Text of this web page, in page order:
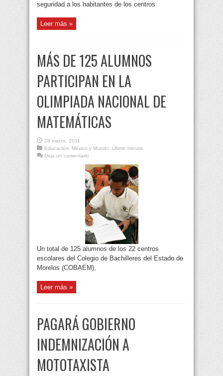
seguridad a los habitantes de los centros
Leer más »
MÁS DE 125 ALUMNOS
PARTICIPAN EN LA
OLIMPIADA NACIONAL DE
MATEMÁTICAS
28 marzo, 2011
Educación
México y Mundo
Último minuto
Deja un comentario
Un total de 125 alumnos de los 22 centros
escolares del Colegio de Bachilleres del Estado de
Morelos (COBAEM),
Leer más »
PAGARÁ GOBIERNO
INDEMNIZACIÓN A
MOTOTAXISTA